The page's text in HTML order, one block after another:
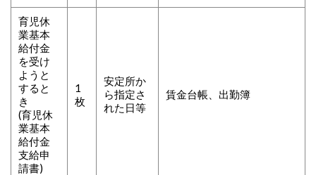
育児休
業基本
給付金
を受け
ようと
すると
き
(育児休
業基本
給付金
支給申
請書)
1
枚
安定所か
ら指定さ
れた日等
賃金台帳、出勤簿